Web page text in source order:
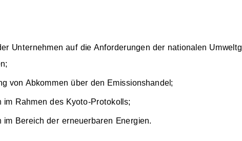
Unternehmen auf die Anforderungen der nationalen
von Abkommen über den Emissionshandel;
Rahmen des Kyoto-Protokolls;
Bereich der erneuerbaren Energien.